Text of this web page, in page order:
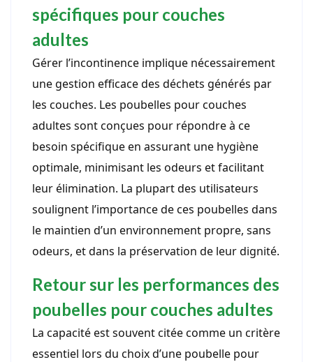
spécifiques pour couches
adultes
Gérer l’incontinence implique nécessairement
une gestion efficace des déchets générés par
les couches. Les poubelles pour couches
adultes sont conçues pour répondre à ce
besoin spécifique en assurant une hygiène
optimale, minimisant les odeurs et facilitant
leur élimination. La plupart des utilisateurs
soulignent l’importance de ces poubelles dans
le maintien d’un environnement propre, sans
odeurs, et dans la préservation de leur dignité.
Retour sur les performances des
poubelles pour couches adultes
La capacité est souvent citée comme un critère
essentiel lors du choix d’une poubelle pour